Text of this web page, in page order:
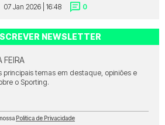
07 Jan 2026 | 16:48
0
NEWSLETTER
FEIRA
principais temas em destaque, opiniões e
o Sporting.
Política de Privacidade